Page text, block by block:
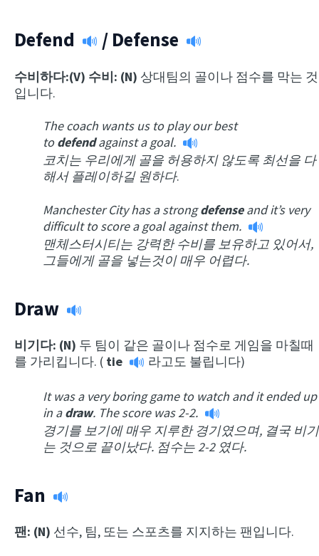
Defend / Defense
수비하다:(V) 수비: (N) 상대팀의 골이나 점수를 막는 것
입니다.
The coach wants us to play our best
todefendagainst a goal.
코치는 우리에게 골을 허용하지 않도록 최선을 다
해서 플레이하길 원하다.
ManchesterCityhas a strongdefenseand it’s very
difficult to score a goal against them.
맨체스터시티는 강력한 수비를 보유하고 있어서,
그들에게 골을 넣는것이 매우 어렵다.
Draw
비기다: (N) 두 팀이 같은 골이나 점수로 게임을 마칠때
를 가리킵니다. ( tie 라고도 불립니다)
It was a very boring game to watch and it ended up
in adraw. The score was 2-2.
경기를 보기에 매우 지루한 경기였으며, 결국 비기
는 것으로 끝이났다. 점수는 2-2 였다.
Fan
팬: (N) 선수, 팀, 또는 스포츠를 지지하는 팬입니다.